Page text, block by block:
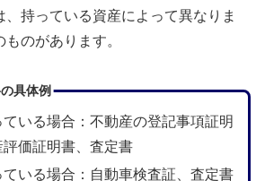
、持っている資産によって異なりま
のがあります。
具体例
ている場合：不動産の登記事項証明
価証明書、査定書
ている場合：自動車検査証、査定書